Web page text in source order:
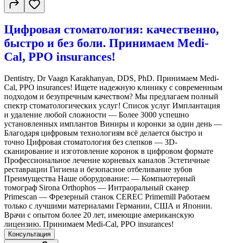
Цифровая стоматология: качественно,
быстро и без боли. Принимаем Medi-
Cal, PPO insurances!
Dentistry, Dr Vaagn Karakhanyan, DDS, PhD. Принимаем Medi-
Cal, PPO insurances! Ищете надежную клинику с современным
подходом и безупречным качеством? Мы предлагаем полный
спектр стоматологических услуг! Список услуг Имплантация
и удаление любой сложности — Более 3000 успешно
установленных имплантов Виниры и коронки за один день —
Благодаря цифровым технологиям всё делается быстро и
точно Цифровая стоматология без слепков — 3D-
сканирование и изготовление коронок в цифровом формате
Профессиональное лечение корневых каналов Эстетичные
реставрации Гигиена и безопасное отбеливание зубов
Преимущества Наше оборудование: — Компьютерный
томограф Sirona Orthophos — Интраоральный сканер
Primescan — Фрезерный станок CEREC Primemill Работаем
только с лучшими материалами Германии, США и Японии.
Врачи с опытом более 20 лет, имеющие американскую
лицензию. Принимаем Medi-Cal, PPO insurances!
Консультация